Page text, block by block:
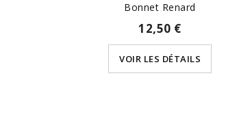
Bonnet Renard
12,50 €
VOIR LES DÉTAILS